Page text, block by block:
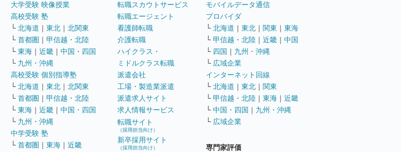
大学受験 映像授業
高校受験 塾
└ 北海道 ｜ 東北 ｜ 北関東
└ 首都圏 ｜ 甲信越・北陸
└ 東海 ｜ 近畿 ｜ 中国・四国
└ 九州・沖縄
高校受験 個別指導塾
└ 北海道 ｜ 東北 ｜ 北関東
└ 首都圏 ｜ 甲信越・北陸
└ 東海 ｜ 近畿 ｜ 中国・四国
└ 九州・沖縄
中学受験 塾
└ 首都圏 ｜ 東海 ｜ 近畿
転職スカウトサービス
転職エージェント
看護師転職
介護転職
ハイクラス・
ミドルクラス転職
派遣会社
工場・製造業派遣
派遣求人サイト
求人情報サービス
転職サイト
（採用担当向け）
新卒採用サイト
（採用担当向け）
モバイルデータ通信
プロバイダ
└ 北海道 ｜ 東北 ｜ 関東 ｜ 東海
└ 甲信越・北陸 ｜ 近畿 ｜ 中国
└ 四国 ｜ 九州・沖縄
└ 広域企業
インターネット回線
└ 北海道 ｜ 東北 ｜ 関東
└ 甲信越・北陸 ｜ 東海 ｜ 近畿
└ 中国・四国 ｜ 九州・沖縄
└ 広域企業
専門家評価